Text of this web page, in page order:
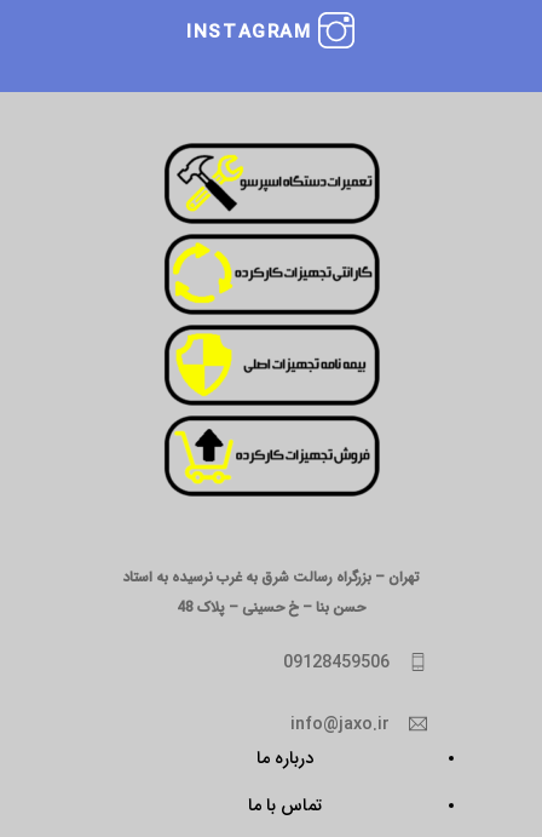
INSTAGRAM
تهران – بزرگراه رسالت شرق به غرب نرسیده به استاد
حسن بنا – خ حسینی – پلاک 48
09128459506
info@jaxo.ir
درباره ما
تماس با ما